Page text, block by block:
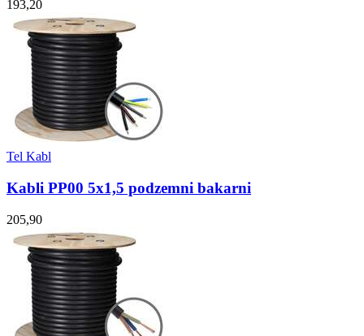
193,20
Tel Kabl
Kabli PP00 5x1,5 podzemni bakarni
205,90